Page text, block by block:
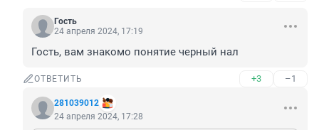
Гость
24 апреля 2024, 17:19
Гость, вам знакомо понятие черный нал
ОТВЕТИТЬ +3 –1
281039012
24 апреля 2024, 17:28